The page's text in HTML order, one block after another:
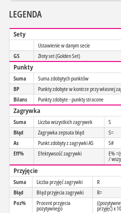
LEGENDA
Sety
Ustawienie w danym secie
GS
Złoty set (Golden Set)
Punkty
Suma
Suma zdobytych punktów
BP
Punkty zdobyte w kontrze przy własnej
Bilans
Punkty zdobyte - punkty stracone
Zagrywka
Suma Liczba wszystkich zagrywek
S
Błąd
Zagrywka zepsuta błąd
S=
As
Punkt zdobyty z zagrywki AS
S#
Eff%
Efektywsość zagrywki E%
/
Przyjęcie
Suma Liczba przyjęć zagrywki
R
Błąd
Błąd przyjecia zagrywki
R=
Poz%
Procent przyjecia
pozytywnego przyjęć) x